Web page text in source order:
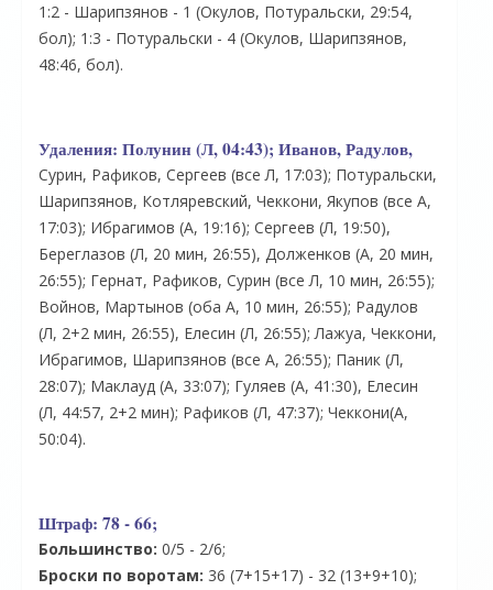
1:2 - Шарипзянов - 1 (Окулов, Потуральски, 29:54,
бол); 1:3 - Потуральски - 4 (Окулов, Шарипзянов,
48:46, бол).
Удаления: Полунин (Л, 04:43); Иванов, Радулов,
Сурин, Рафиков, Сергеев (все Л, 17:03); Потуральски,
Шарипзянов, Котляревский, Чеккони, Якупов (все А,
17:03); Ибрагимов (А, 19:16); Сергеев (Л, 19:50),
Береглазов (Л, 20 мин, 26:55), Долженков (А, 20 мин,
26:55); Гернат, Рафиков, Сурин (все Л, 10 мин, 26:55);
Войнов, Мартынов (оба А, 10 мин, 26:55); Радулов
(Л, 2+2 мин, 26:55), Елесин (Л, 26:55); Лажуа, Чеккони,
Ибрагимов, Шарипзянов (все А, 26:55); Паник (Л,
28:07); Маклауд (А, 33:07); Гуляев (А, 41:30), Елесин
(Л, 44:57, 2+2 мин); Рафиков (Л, 47:37); Чеккони(А,
50:04).
Штраф: 78 - 66;
Большинство: 0/5 - 2/6;
Броски по воротам: 36 (7+15+17) - 32 (13+9+10);